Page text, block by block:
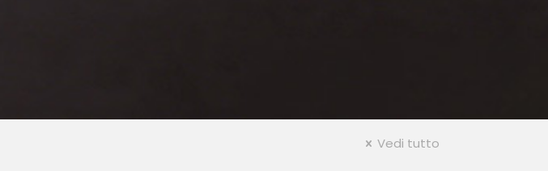
Vedi tutto